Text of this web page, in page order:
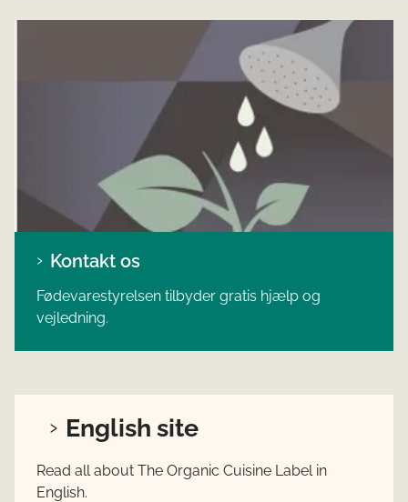
Kontakt os
Fødevarestyrelsen tilbyder gratis hjælp og
vejledning.
English site
Read all about The Organic Cuisine Label in
English.